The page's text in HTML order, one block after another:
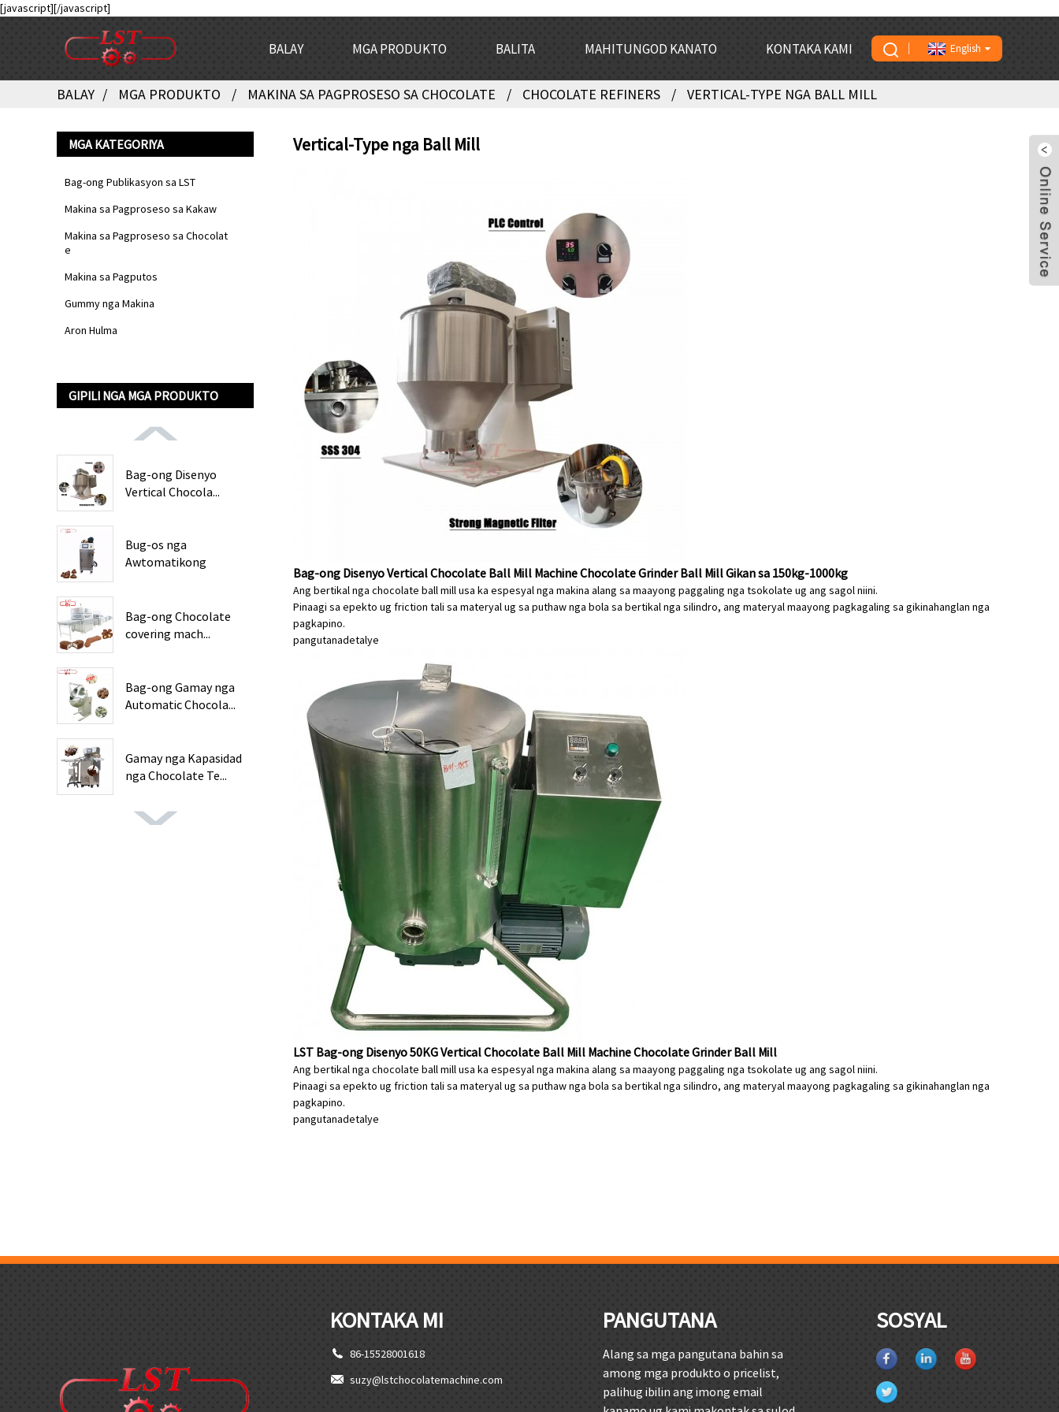
[javascript][/javascript]
BALAY MGA PRODUKTO BALITA MAHITUNGOD KANATO KONTAKA KAMI English
BALAY MGA PRODUKTO MAKINA SA PAGPROSESO SA CHOCOLATE CHOCOLATE REFINERS VERTICAL-TYPE NGA BALL MILL
MGA KATEGORIYA
Bag-ong Publikasyon sa LST
Makina sa Pagproseso sa Kakaw
Makina sa Pagproseso sa Chocolat
e
Makina sa Pagputos
Gummy nga Makina
Aron Hulma
GIPILI NGA MGA PRODUKTO
Bag-ong Disenyo
Vertical Chocola...
Bug-os nga
Awtomatikong
Bag-ong Chocolate
covering mach...
Bag-ong Gamay nga
Automatic Chocola...
Gamay nga Kapasidad
nga Chocolate Te...
Vertical-Type nga Ball Mill
Bag-ong Disenyo Vertical Chocolate Ball Mill Machine Chocolate Grinder Ball Mill Gikan sa 150kg-1000kg
Ang bertikal nga chocolate ball mill usa ka espesyal nga makina alang sa maayong paggaling nga tsokolate ug ang sagol niini.
Pinaagi sa epekto ug friction tali sa materyal ug sa puthaw nga bola sa bertikal nga silindro, ang materyal maayong pagkagaling sa gikinahanglan nga
pagkapino.
pangutanadetalye
LST Bag-ong Disenyo 50KG Vertical Chocolate Ball Mill Machine Chocolate Grinder Ball Mill
Ang bertikal nga chocolate ball mill usa ka espesyal nga makina alang sa maayong paggaling nga tsokolate ug ang sagol niini.
Pinaagi sa epekto ug friction tali sa materyal ug sa puthaw nga bola sa bertikal nga silindro, ang materyal maayong pagkagaling sa gikinahanglan nga
pagkapino.
pangutanadetalye
KONTAKA MI
86-15528001618
suzy@lstchocolatemachine.com
PANGUTANA
Alang sa mga pangutana bahin sa
among mga produkto o pricelist,
palihug ibilin ang imong email
SOSYAL